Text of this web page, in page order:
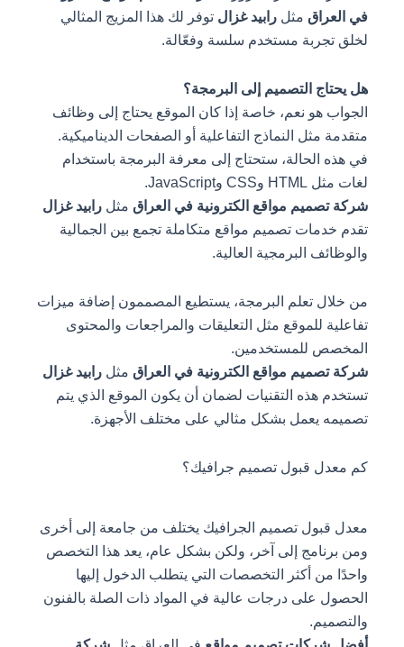
في العراق مثلرابيد غزال توفر لك هذا المزيج المثالي
لخلق تجربة مستخدم سلسة وفعّالة.
هل يحتاج التصميم إلى البرمجة؟
الجواب هو نعم، خاصة إذا كان الموقع يحتاج إلى وظائف
متقدمة مثل النماذج التفاعلية أو الصفحات الديناميكية.
في هذه الحالة، ستحتاج إلى معرفة البرمجة باستخدام
لغات مثل HTML وCSS وJavaScript.
شركة تصميم مواقع الكترونية في العراق مثلرابيد غزال
تقدم خدمات تصميم مواقع متكاملة تجمع بين الجمالية
والوظائف البرمجية العالية.
من خلال تعلم البرمجة، يستطيع المصممون إضافة ميزات
تفاعلية للموقع مثل التعليقات والمراجعات والمحتوى
المخصص للمستخدمين.
شركة تصميم مواقع الكترونية في العراق مثلرابيد غزال
تستخدم هذه التقنيات لضمان أن يكون الموقع الذي يتم
تصميمه يعمل بشكل مثالي على مختلف الأجهزة.
كم معدل قبول تصميم جرافيك؟
معدل قبول تصميم الجرافيك يختلف من جامعة إلى أخرى
ومن برنامج إلى آخر، ولكن بشكل عام، يعد هذا التخصص
واحدًا من أكثر التخصصات التي يتطلب الدخول إليها
الحصول على درجات عالية في المواد ذات الصلة بالفنون
والتصميم.